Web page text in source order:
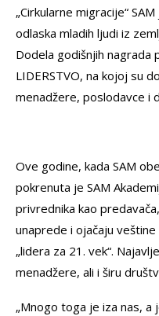
„Cirkularne migracije“
odlaska mladih ljudi iz
Dodela godišnjih nagrada
LIDERSTVO, na kojoj su
menadžere, poslodavce i
Ove godine, kada SAM
pokrenuta je SAM
privrednika kao
unaprede i ojačaju
„lidera za 21. vek“.
menadžere, ali i širu
„Mnogo toga je iza nas, a